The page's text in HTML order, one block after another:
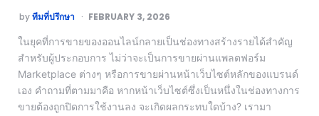
byทีมที่ปรึกษา FEBRUARY 3, 2026
ในยุคที่การขายของออนไลน์กลายเป็นช่องทางสร้างรายได้สำคัญ
สำหรับผู้ประกอบการ ไม่ว่าจะเป็นการขายผ่านแพลตฟอร์ม
Marketplace ต่างๆ หรือการขายผ่านหน้าเว็บไซต์หลักของแบรนด์
เอง คำถามที่ตามมาคือ หากหน้าเว็บไซต์ซึ่งเป็นหนึ่งในช่องทางการ
ขายต้องถูกปิดการใช้งานลง จะเกิดผลกระทบใดบ้าง? เรามา